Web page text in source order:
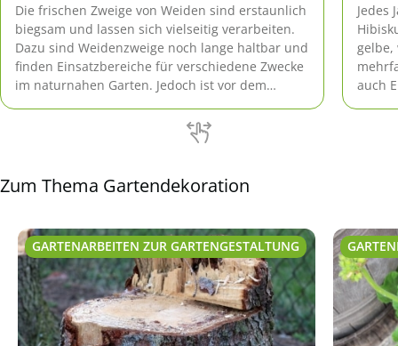
Die frischen Zweige von Weiden sind erstaunlich
biegsam und lassen sich vielseitig verarbeiten.
Dazu sind Weidenzweige noch lange haltbar und
finden Einsatzbereiche für verschiedene Zwecke
im naturnahen Garten. Jedoch ist vor dem
Jedes
gelbe,
auch
Zum Thema Gartendekoration
GARTENARBEITEN ZUR GARTENGESTALTUNG